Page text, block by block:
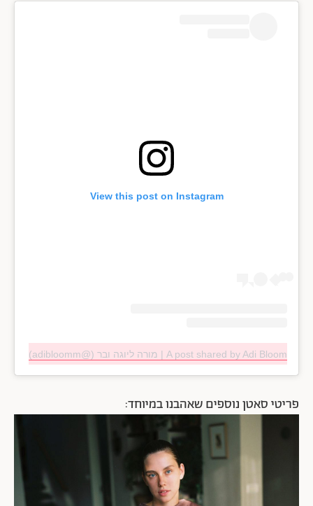
View this post on Instagram
A post shared by Adi Bloom | מורה ליוגה ובר (@adibloomm)
פריטי סאטן נוספים שאהבנו במיוחד: